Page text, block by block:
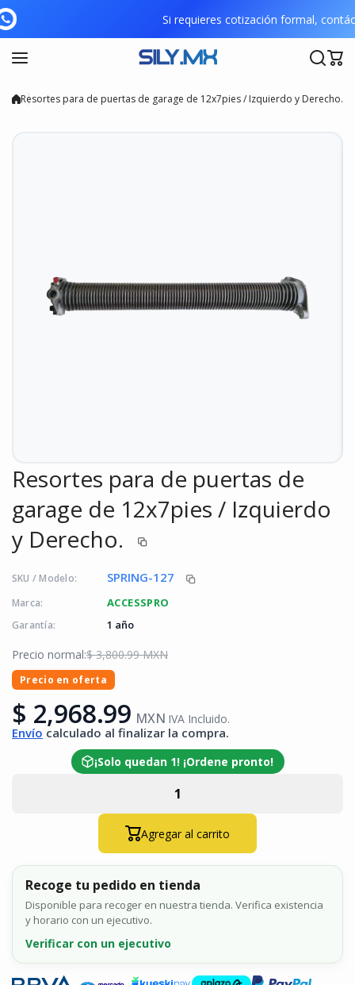
Saltar al contenido
Si requieres cotización formal,
Resortes para de puertas de garage de 12x7pies / Izquierdo y Derecho.
Resortes para de puertas de
garage de 12x7pies / Izquierdo
y Derecho.
SKU / Modelo: SPRING-127
Marca: ACCESSPRO
Garantía: 1 año
Precio normal:$ 3,800.99 MXN
Precio en oferta
$ 2,968.99 MXN IVA Incluido.
Envío calculado al finalizar la compra.
¡Solo quedan 1! ¡Ordene pronto!
Agregar al carrito
Recoge tu pedido en tienda
Disponible para recoger en nuestra tienda. Verifica existencia
y horario con un ejecutivo.
Verificar con un ejecutivo